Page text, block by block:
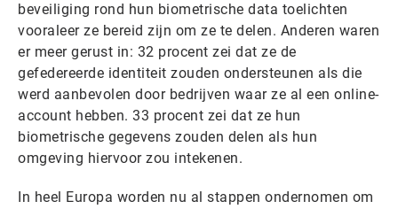
beveiliging rond hun biometrische data toelichten
vooraleer ze bereid zijn om ze te delen. Anderen waren
er meer gerust in: 32 procent zei dat ze de
gefedereerde identiteit zouden ondersteunen als die
werd aanbevolen door bedrijven waar ze al een online-
account hebben. 33 procent zei dat ze hun
biometrische gegevens zouden delen als hun
omgeving hiervoor zou intekenen.
In heel Europa worden nu al stappen ondernomen om